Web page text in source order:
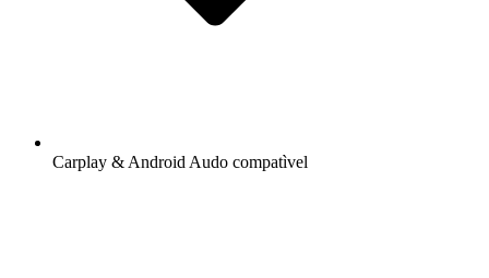
Carplay & Android Audo compatìvel